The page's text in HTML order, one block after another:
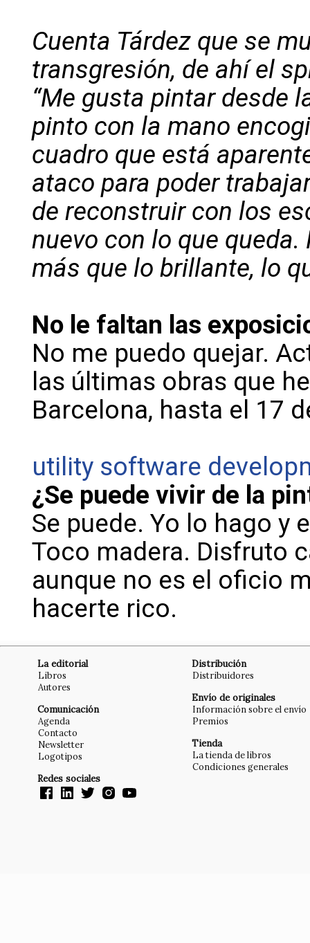
Cuenta Tárdez que se
transgresión, de ahí el
“Me gusta pintar desde
pinto con la mano
cuadro que está
ataco para poder
de reconstruir con los
nuevo con lo que
más que lo brillante, lo
No le faltan las
No me puedo quejar.
las últimas obras que
Barcelona, hasta el 17
utility software
¿Se puede vivir de la
Se puede. Yo lo hago
Toco madera. Disfruto
aunque no es el oficio
hacerte rico.
La editorial
Libros
Autores
Comunicación
Agenda
Contacto
Newsletter
Logotipos
Redes sociales
Distribución
Distribuidores
Envío de originales
Información sobre el envío
Premios
Tienda
La tienda de libros
Condiciones generales